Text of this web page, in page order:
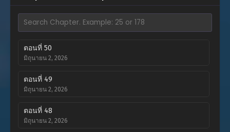
ตอนที่ 50
มิถุนายน 2, 2026
ตอนที่ 49
มิถุนายน 2, 2026
ตอนที่ 48
มิถุนายน 2, 2026